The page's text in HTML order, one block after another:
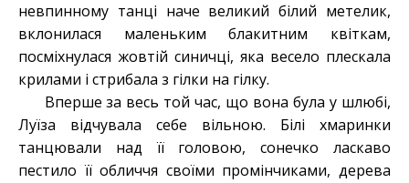
невпинному танці наче великий білий метелик,
вклонилася маленьким блакитним квіткам,
посміхнулася жовтій синичці, яка весело плескала
крилами і стрибала з гілки на гілку.
Вперше за весь той час, що вона була у шлюбі,
Луїза відчувала себе вільною. Білі хмаринки
танцювали над її головою, сонечко ласкаво
пестило її обличчя своїми промінчиками, дерева